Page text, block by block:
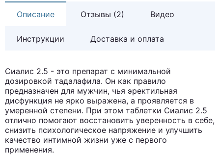
Описание Отзывы (2) Видео
Инструкции Доставка и оплата
Сиалис 2.5 - это препарат с минимальной
дозировкой тадалафила. Он как правило
предназначен для мужчин, чья эректильная
дисфункция не ярко выражена, а проявляется в
умеренной степени. При этом таблетки Сиалис 2.5
отлично помогают восстановить уверенность в себе,
снизить психологическое напряжение и улучшить
качество интимной жизни уже с первого
применения.